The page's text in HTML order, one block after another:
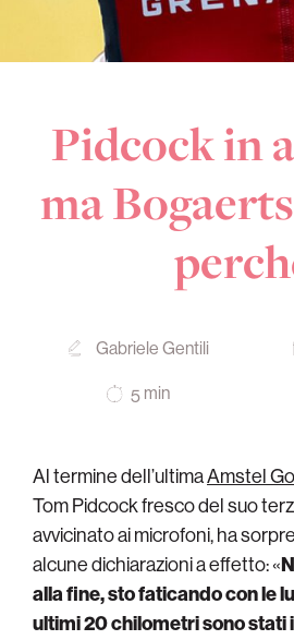
Pidcock in
ma
Gabriele Gentili
5 min
Al termine dell’ultimaAmstel
Tom Pidcock fresco del suo
avvicinato ai microfoni, ha
alcune dichiarazioni a effetto: «
alla fine, sto faticando con le
ultimi 20 chilometri sono stati